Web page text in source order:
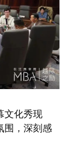
文化秀现
围，深刻感